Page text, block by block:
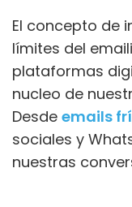
El concepto de
límites del
plataformas
nucleo de
Desde emails
sociales y
nuestras